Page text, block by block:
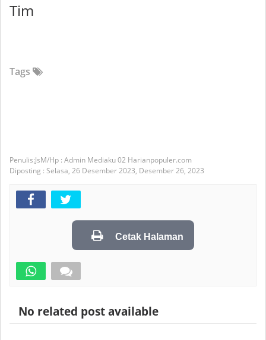
Tim
Tags
JsM/Hp : Admin Mediaku 02 Harianpopuler.com
Diposting : Selasa, 26 Desember 2023, Desember 26, 2023
Cetak Halaman
No related post available